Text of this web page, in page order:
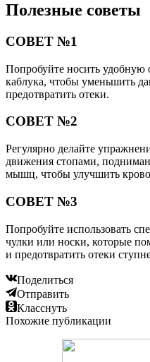
Полезные советы
СОВЕТ №1
Попробуйте носить удобную
каблука, чтобы уменьшить
предотвратить отеки.
СОВЕТ №2
Регулярно делайте
движения стопами,
мышц, чтобы улучшить
СОВЕТ №3
Попробуйте использовать
чулки или носки, которые
и предотвратить отеки
Поделиться
Отправить
Класснуть
Похожие публикации